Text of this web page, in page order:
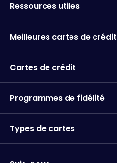
Ressources utiles
Meilleures cartes de crédit
Cartes de crédit
Programmes de fidélité
Types de cartes